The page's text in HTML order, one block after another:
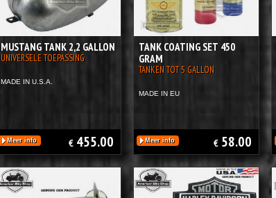
MUSTANG TANK 2,2 GALLON
UNIVERSELE TOEPASSING
MADE IN U.S.A.
Meer info € 455.00
TANK COATING SET 450
GRAM
TANKEN TOT 5 GALLON
MADE IN EU
Meer info € 58.00